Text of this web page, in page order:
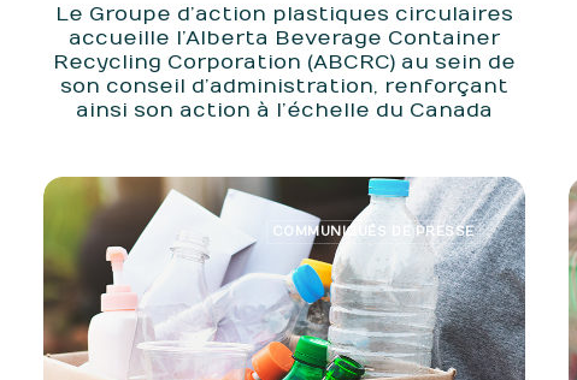
Le Groupe d’action plastiques circulaires
accueille l’Alberta Beverage Container
Recycling Corporation (ABCRC) au sein de
son conseil d’administration, renforçant
ainsi son action à l’échelle du Canada
COMMUNIQUÉS DE PRESSE